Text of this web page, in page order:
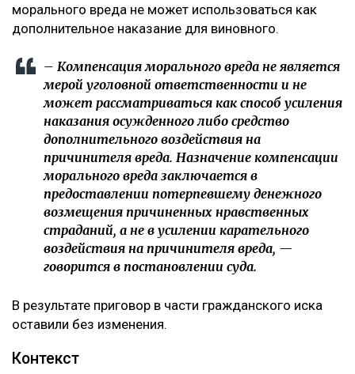
морального вреда не может использоваться как
дополнительное наказание для виновного.
– Компенсация морального вреда не является
мерой уголовной ответственности и не
может рассматриваться как способ усиления
наказания осужденного либо средство
дополнительного воздействия на
причинителя вреда. Назначение компенсации
морального вреда заключается в
предоставлении потерпевшему денежного
возмещения причиненных нравственных
страданий, а не в усилении карательного
воздействия на причинителя вреда, —
говорится в постановлении суда.
В результате приговор в части гражданского иска
оставили без изменения.
Контекст